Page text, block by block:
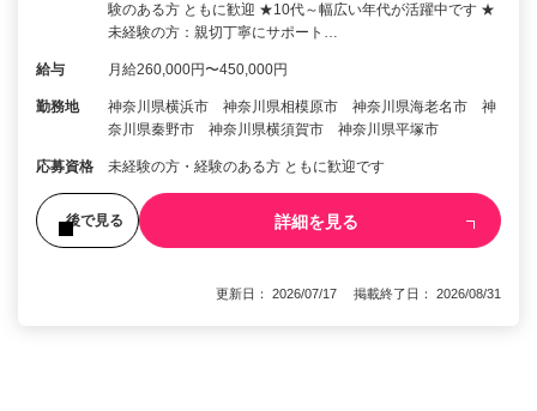
験のある方 ともに歓迎 ★10代～幅広い年代が活躍中です ★
未経験の方：親切丁寧にサポート…
給与 月給260,000円〜450,000円
勤務地
神奈川県横浜市 神奈川県相模原市 神奈川県海老名市 神
奈川県秦野市 神奈川県横須賀市 神奈川県平塚市
応募資格 未経験の方・経験のある方 ともに歓迎です
後で見る 詳細を見る
更新日： 2026/07/17 掲載終了日： 2026/08/31